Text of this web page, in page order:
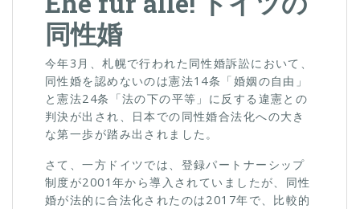
同性婚
今年3月、札幌で行われた同性婚訴訟において、
同性婚を認めないのは憲法14条「婚姻の自由」
と憲法24条「法の下の平等」に反する違憲との
判決が出され、日本での同性婚合法化への大き
な第一歩が踏み出されました。
さて、一方ドイツでは、登録パートナーシップ
制度が2001年から導入されていましたが、同性
婚が法的に合法化されたのは2017年で、比較的